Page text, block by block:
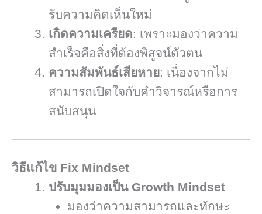
รับความคิดเห็นใหม่
เกิดความเครียด: เพราะมองว่าความ
สำเร็จคือสิ่งที่ต้องพิสูจน์ตัวตน
ความสัมพันธ์เสียหาย: เนื่องจากไม่
สามารถเปิดใจกับคำวิจารณ์หรือการ
สนับสนุน
วิธีแก้ไข Fix Mindset
ปรับมุมมองเป็น Growth Mindset
มองว่าความสามารถและทักษะ